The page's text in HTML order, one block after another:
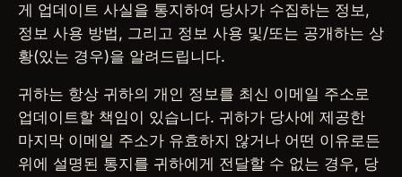
게 업데이트 사실을 통지하여 당사가 수집하는 정보,
정보 사용 방법, 그리고 정보 사용 및/또는 공개하는 상
황(있는 경우)을 알려드립니다.
귀하는 항상 귀하의 개인 정보를 최신 이메일 주소로
업데이트할 책임이 있습니다. 귀하가 당사에 제공한
마지막 이메일 주소가 유효하지 않거나 어떤 이유로든
위에 설명된 통지를 귀하에게 전달할 수 없는 경우, 당